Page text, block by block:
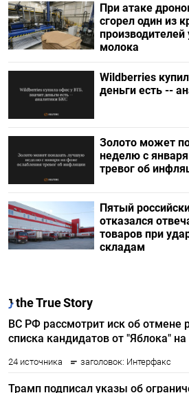
При атаке
сгорел один из
производителей
молока
Wildberries
деньги есть --
Золото может
неделю с
тревог об
Пятый
отказался
товаров при
складам